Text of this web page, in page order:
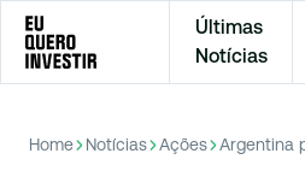
Últimas
Notícias
Home Notícias Ações